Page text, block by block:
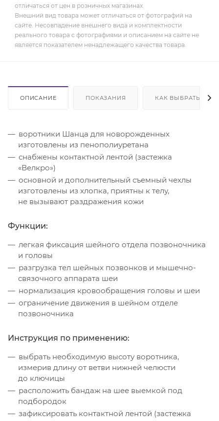
отличаться от цен в розничных магазинах.
Внешний вид товара может отличаться от фотографий на
сайте. Несовпадение внешнего вида и комплектности
реального товара с фотографиями и описанием на сайте не
является показателем ненадлежащего качества товара.
ОПИСАНИЕ ПОКАЗАНИЯ КАК ВЫБРАТЬ
воротники Шанца для новорожденных
изготовлены из пенополиуретана
снабжены контактной лентой (застежка
«Велкро»)
основной и дополнительный съемный чехлы
изготовлены из хлопка, приятны к телу,
не вызывают раздражения кожи
Функции:
легкая фиксация шейного отдела позвоночника
и головы
разгрузка тел шейных позвонков и мышечно-
связочного аппарата шеи
нормализация кровообращения головы и шеи
ограничение движения в шейном отделе
позвоночника
Инструкция по применению:
выбрать необходимую высоту воротника,
измерив длину от ветви нижней челюсти
до ключицы
расположить бандаж на шее выемкой под
подбородок
зафиксировать контактной лентой (застежка